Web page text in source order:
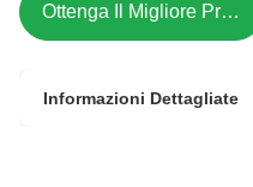
Ottenga Il Migliore Prezzo
Informazioni Dettagliate